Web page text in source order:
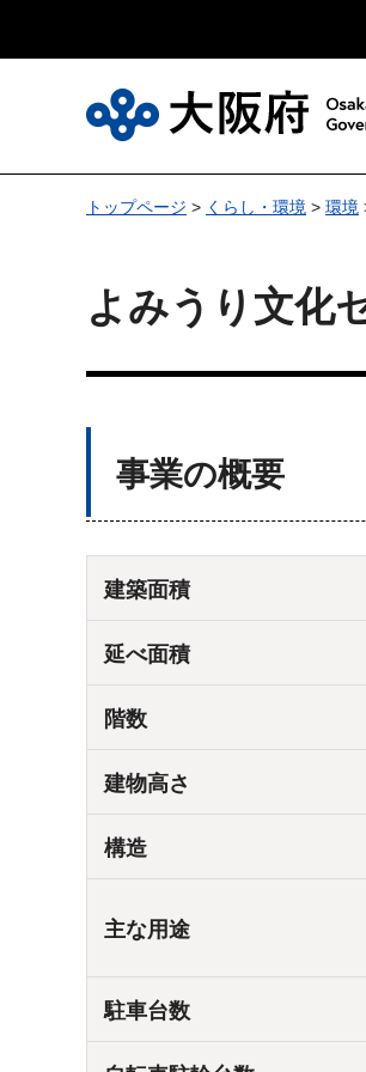
トップページ > くらし・環境 > 環境
よみうり文化
事業の概要
建築面積
延べ面積
階数
建物高さ
構造
主な用途
駐車台数